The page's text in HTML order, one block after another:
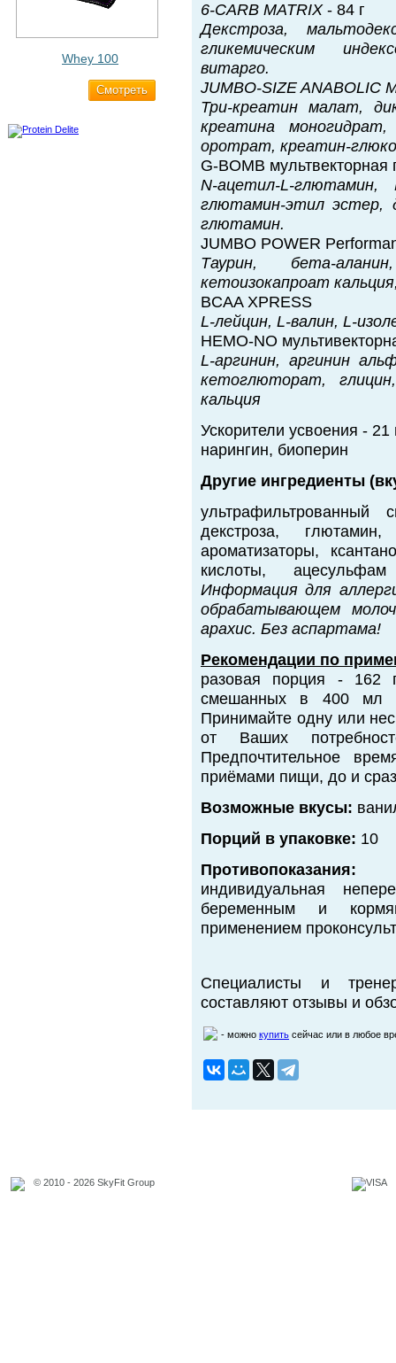
Whey 100
Cмотреть
6-CARB MATRIX- 84 г
Декстроза,
гликемическим
витарго.
JUMBO-SIZE ANABOLIC
Три-креатин малат,
креатина
оротрат, креатин-
G-BOMB
N-ацетил-L-
глютамин-этил эстер,
глютамин.
JUMBO POWER
Таурин, бета-
кетоизокапроат
BCAA XPRESS
L-лейцин, L-валин, L-
HEMO-NO
L-аргинин, аргинин
кетоглюторат,
кальция
Ускорители усвоения - 21
нарингин, биоперин
Другие ингредиенты
ультрафильтрованный
декстроза,
ароматизаторы,
кислоты,
Информация для
обрабатывающем
арахис. Без аспартама!
Рекомендации по
разовая порция - 162
смешанных в 400 мл
Принимайте одну или
от Ваших
Предпочтительное
приёмами пищи, до и
Возможные вкусы:
Порций в упаковке: 10
Противопоказания:
индивидуальная
беременным и
применением
Специалисты и
составляют отзывы и
- можно купить сейчас или в любое
© 2010 - 2026 SkyFit Group